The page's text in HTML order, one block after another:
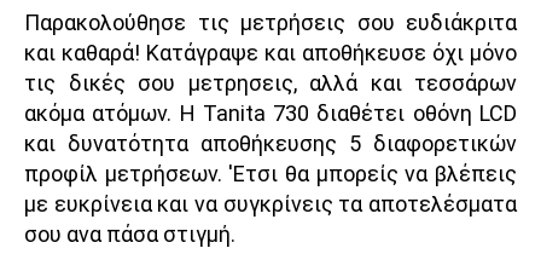
Παρακολούθησε τις μετρήσεις σου ευδιάκριτα
και καθαρά! Κατάγραψε και αποθήκευσε όχι μόνο
τις δικές σου μετρησεις, αλλά και τεσσάρων
ακόμα ατόμων. Η Tanita 730 διαθέτει οθόνη LCD
και δυνατότητα αποθήκευσης 5 διαφορετικών
προφίλ μετρήσεων. 'Ετσι θα μπορείς να βλέπεις
με ευκρίνεια και να συγκρίνεις τα αποτελέσματα
σου ανα πάσα στιγμή.